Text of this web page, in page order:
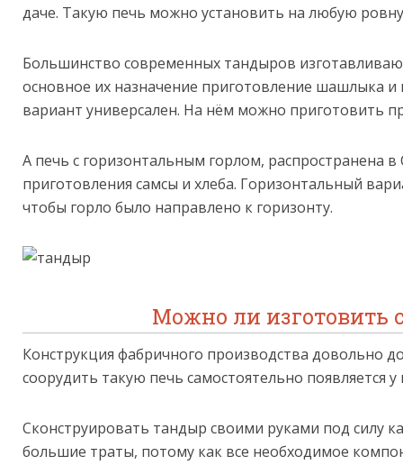
даче. Такую печь можно установить на любую
Большинство современных тандыров
основное их назначение приготовление шашлыка
вариант универсален. На нём можно приготовить
А печь с горизонтальным горлом, распространена
приготовления самсы и хлеба. Горизонтальный
чтобы горло было направлено к горизонту.
Можно ли изготовить
Конструкция фабричного производства довольно
соорудить такую печь самостоятельно появляется
Сконструировать тандыр своими руками под силу
большие траты, потому как все необходимое